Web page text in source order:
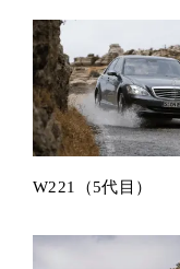
W221（5代目）